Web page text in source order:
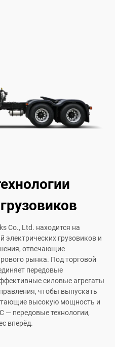
Co., Ltd. находится на
электрических грузовиков и
отвечающие
рынка. Под торговой
передовые
силовые агрегаты
чтобы выпускать
высокую мощность и
— передовые технологии,
вперёд.